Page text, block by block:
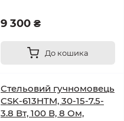
9 300 ₴
До кошика
Стельовий гучномовець
CSK-613HTM, 30-15-7.5-
3.8 Вт, 100 В, 8 Ом,